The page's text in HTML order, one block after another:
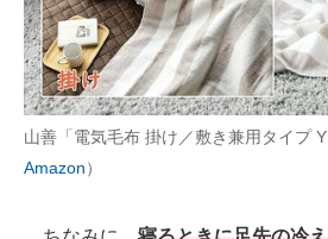
山善「電気毛布 掛け／敷き兼用タイプ
Amazon）